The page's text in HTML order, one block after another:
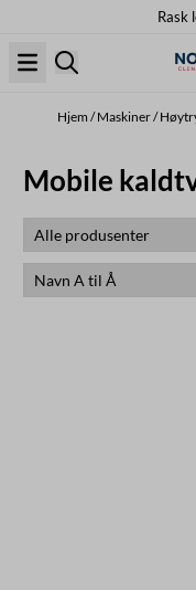
Rask
Hjem /Maskiner/
Mobile